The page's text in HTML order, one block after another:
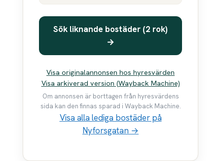
Sök liknande bostäder (2 rok)
→
Visa originalannonsen hos hyresvärden
Visa arkiverad version (Wayback Machine)
Om annonsen är borttagen från hyresvärdens
sida kan den finnas sparad i Wayback Machine.
Visa alla lediga bostäder på
Nyforsgatan →